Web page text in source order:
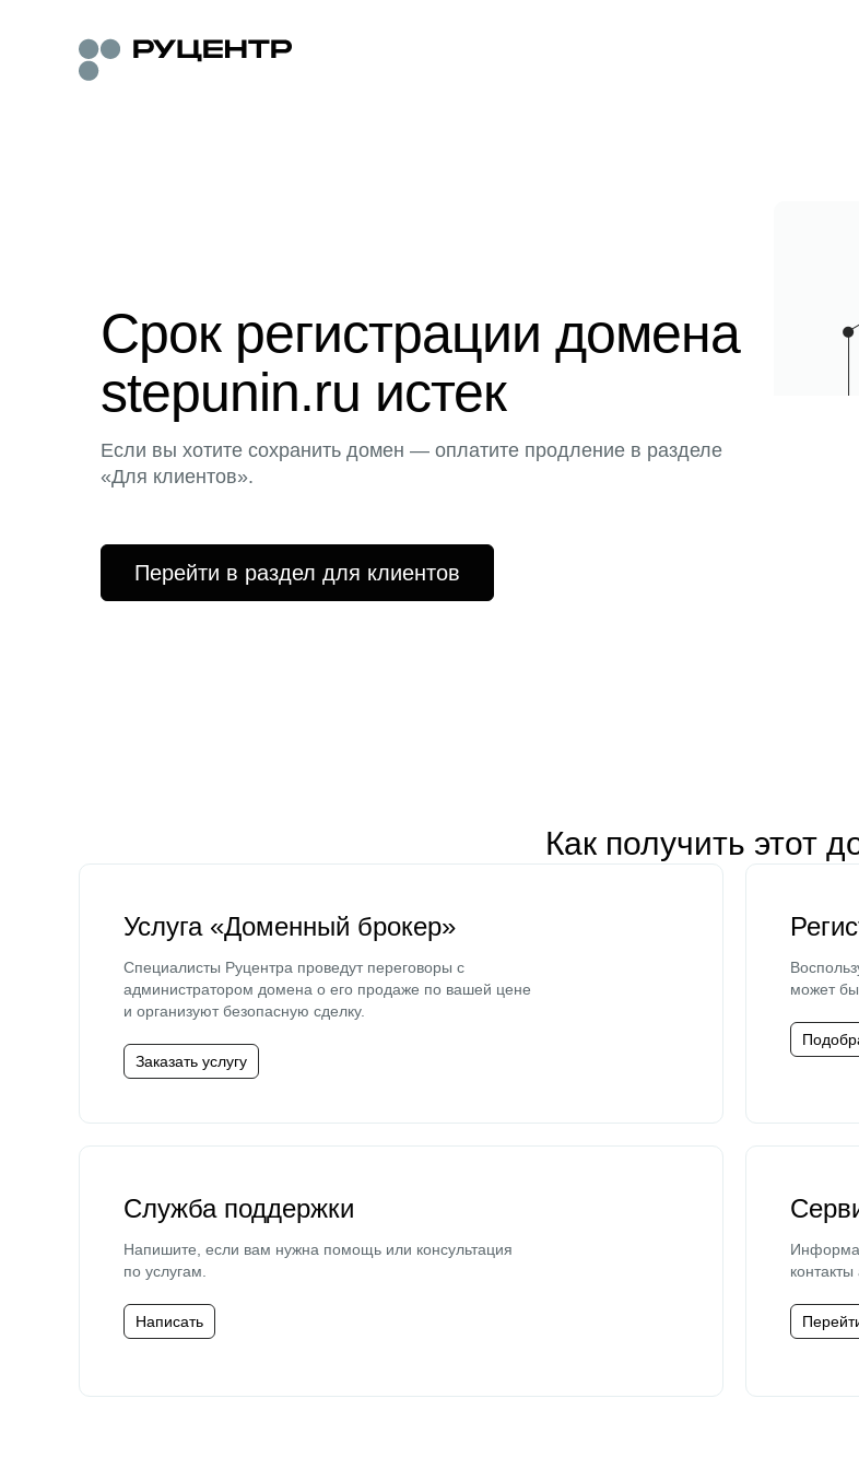
Срок регистрации домена
stepunin.ru истек
Если вы хотите сохранить домен — оплатите продление в разделе
«Для клиентов».
Перейти в раздел для клиентов
Как получить этот
Услуга «Доменный брокер»
Специалисты Руцентра проведут переговоры с
администратором домена о его продаже по вашей цене
и организуют безопасную сделку.
Заказать услугу
может
Служба поддержки
Напишите, если вам нужна помощь или консультация
по услугам.
Написать